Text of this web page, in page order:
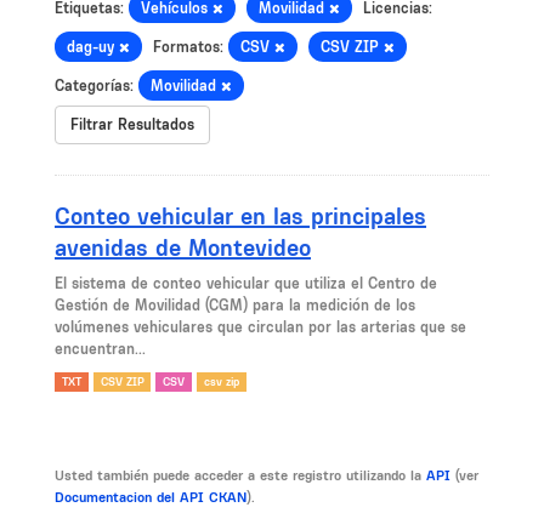
Etiquetas: Vehículos Movilidad Licencias:
dag-uy Formatos: CSV CSV ZIP
Categorías: Movilidad
Filtrar Resultados
Conteo vehicular en las principales
avenidas de Montevideo
El sistema de conteo vehicular que utiliza el Centro de
Gestión de Movilidad (CGM) para la medición de los
volúmenes vehiculares que circulan por las arterias que se
encuentran...
TXT CSV ZIP CSV csv zip
Usted también puede acceder a este registro utilizando la API (ver
Documentacion del API CKAN).